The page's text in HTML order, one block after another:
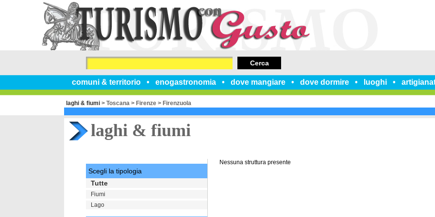
comuni & territorio enogastronomia dove mangiare dove dormire luoghi
Cerca
laghi & fiumi > Toscana > Firenze > Firenzuola
laghi & fiumi
Nessuna struttura presente
Scegli la tipologia
Tutte
Fiumi
Lago